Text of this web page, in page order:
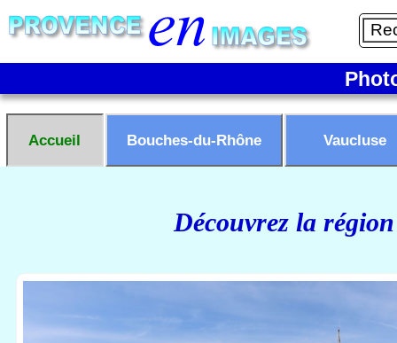
Accueil Bouches-du-Rhône Vaucluse
Découvrez la